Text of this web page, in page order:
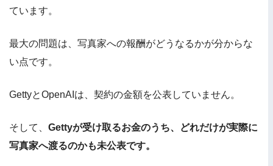
ています。
最大の問題は、写真家への報酬がどうなるかが分からな
い点です。
GettyとOpenAIは、契約の金額を公表していません。
そして、 Gettyが受け取るお金のうち、どれだけが実際に
写真家へ渡るのかも未公表です。